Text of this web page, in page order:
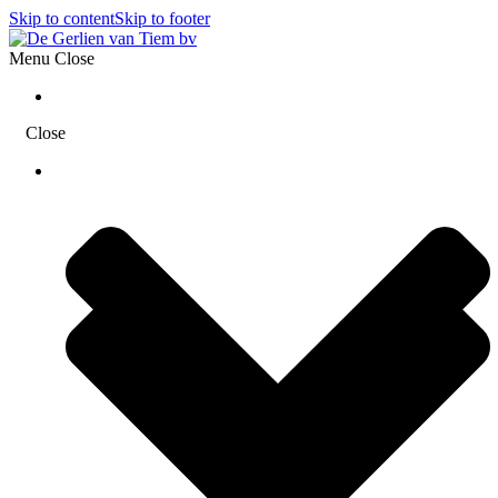
Skip to contentSkip to footer
Menu Close
Close